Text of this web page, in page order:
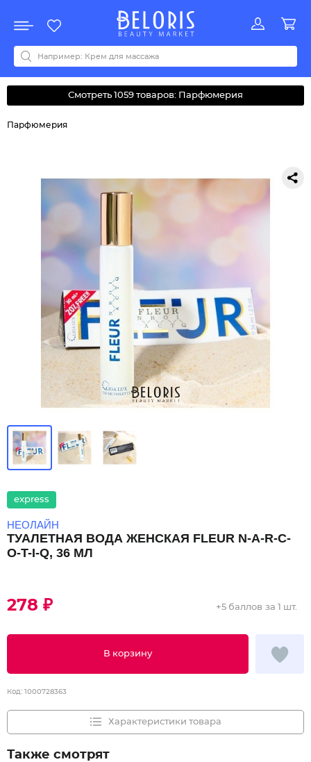
Акции
Все бренды
0-9ABCDEFGHIJKLMNOPQRSTUVWYZАБВДЗИМОКЛНПРСТУФ
Смотреть 1059 товаров: Парфюмерия
Парфюмерия
express
НЕОЛАЙН
ТУАЛЕТНАЯ ВОДА ЖЕНСКАЯ FLEUR N-A-R-C-
O-T-I-Q, 36 МЛ
278 ₽
В корзину
+5 баллов за 1 шт.
Код: 1000728363
Характеристики товара
Также смотрят